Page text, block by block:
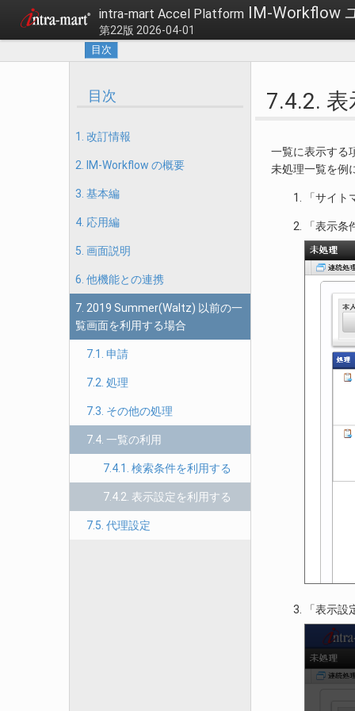
intra-mart Accel Platform IM-Workflow
第22版 2026-04-01
目次
目次
1. 改訂情報
2. IM-Workflow の概要
3. 基本編
4. 応用編
5. 画面説明
6. 他機能との連携
7. 2019 Summer(Waltz) 以前の一
覧画面を利用する場合
7.1. 申請
7.2. 処理
7.3. その他の処理
7.4. 一覧の利用
7.4.1. 検索条件を利用する
7.4.2. 表示設定を利用する
7.5. 代理設定
7.4.2.
一覧に表示する
未処理一覧を例
「サイ
「表示
「表示